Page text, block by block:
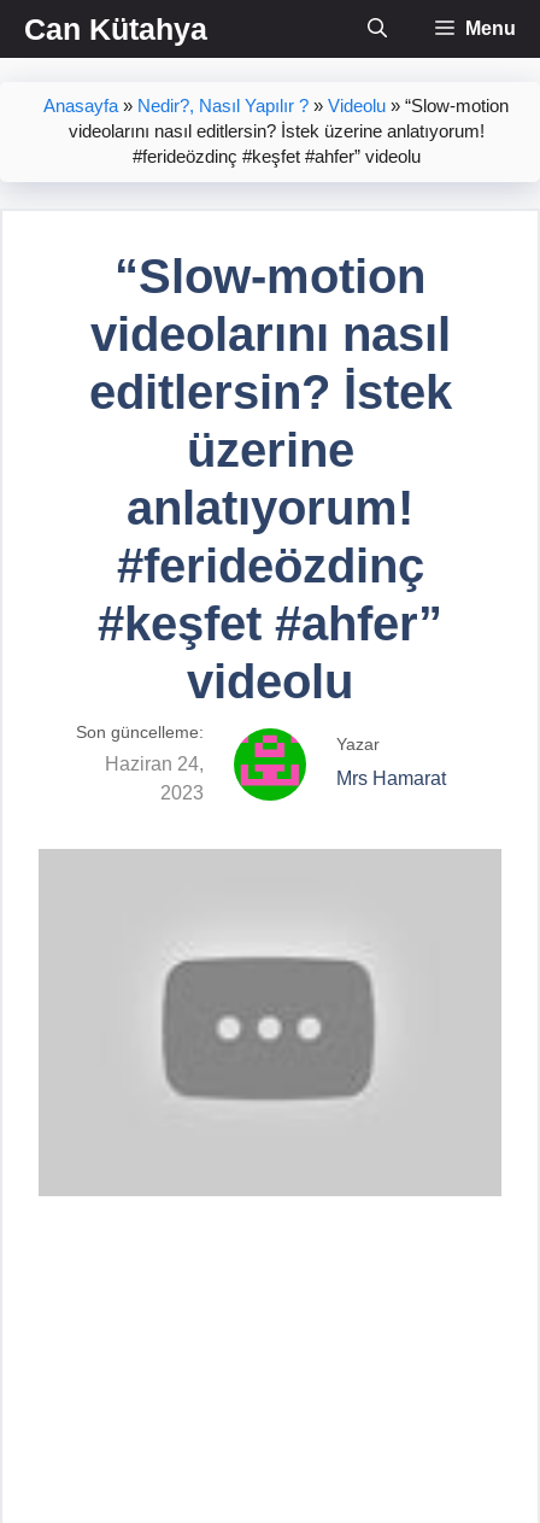
İçeriğe
atlaCan Kütahya Menu
Anasayfa » Nedir?, Nasıl Yapılır ? » Videolu » “Slow-motion
videolarını nasıl editlersin? İstek üzerine anlatıyorum!
#ferideözdinç #keşfet #ahfer” videolu
“Slow-motion
videolarını nasıl
editlersin? İstek
üzerine
anlatıyorum!
#ferideözdinç
#keşfet #ahfer”
videolu
Son güncelleme:
Haziran 24,
2023
Yazar
Mrs Hamarat